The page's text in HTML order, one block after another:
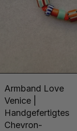
Armband Love
Venice |
Handgefertigtes
Chevron-